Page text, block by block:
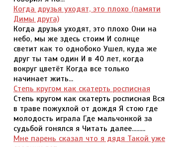
Когда друзья уходят, это плохо (памяти
Димы друга)
Когда друзья уходят, это плохо Они на
небо, мы же здесь стоим И солнце
светит как то однобоко Ушел, куда же
друг ты там один И в 40 лет, когда
вокруг цветёт Когда все только
начинает жить...
Степь кругом как скатерть росписная
Степь кругом как скатерть росписная Вся
в траве пожухлой от дождя Я стою где
молодость играла Где мальчонкой за
судьбой гонялся я Читать далее.........
Мне парень сказал что я дядя Такой уже